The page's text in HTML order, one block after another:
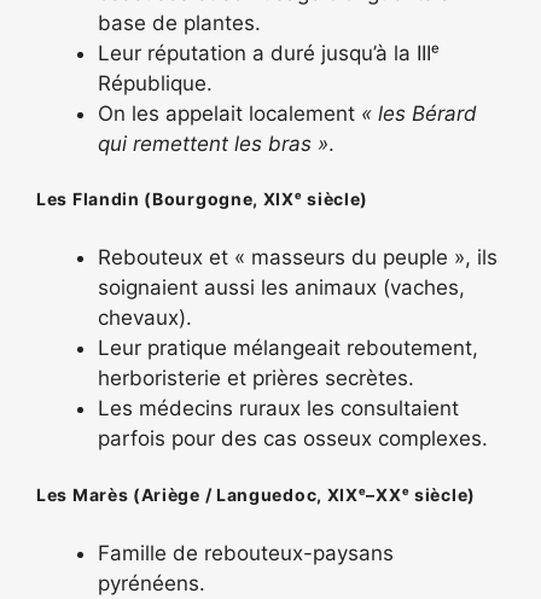
base de plantes.
Leur réputation a duré jusqu’à la IIIᵉ
République.
On les appelait localement « les Bérard
qui remettent les bras ».
Les Flandin (Bourgogne, XIXᵉ siècle)
Rebouteux et « masseurs du peuple », ils
soignaient aussi les animaux (vaches,
chevaux).
Leur pratique mélangeait reboutement,
herboristerie et prières secrètes.
Les médecins ruraux les consultaient
parfois pour des cas osseux complexes.
Les Marès (Ariège / Languedoc, XIXᵉ–XXᵉ siècle)
Famille de rebouteux-paysans
pyrénéens.